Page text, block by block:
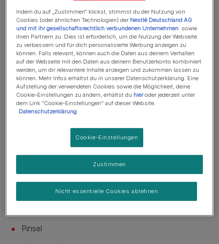
Katzenhaus aus Pappe einfach selber basteln kannst.
Das benötigst du für das DIY
Katzenhaus:
Zwei Pappkartons für die Größe deiner Katze
passend
Cutter
Zollstock oder Maßband
Speichelfeste Farbe (wird auch für Kinderspielzeug
Pinsel
Indem du auf „Zustimmen“ klickst, stimmst du der Nutzung von
Cookies (oder ähnlichen Technologien) der Nestlé Deutschland AG
und mit ihr gesellschaftsrechtlich verbundenen Unternehmen sowie
ihren Partnern zu. Dies ist erforderlich, um die Nutzung der Webseite
zu verbessern und für dich personalisierte Werbung anzeigen zu
können. Falls relevant, können auch die Daten aus deinem Verhalten
auf der Webseite mit den Daten aus deinem Benutzerkonto kombiniert
werden, um dir relevantere Inhalte anzeigen und zukommen lassen zu
können. Mehr Infos erhältst du in unserer Datenschutzerklärung. Eine
Aufstellung der verwendeten Cookies sowie die Möglichkeit, deine
Cookie-Einstellungen zu ändern, erhältst du hieroder jederzeit unter
dem Link "Cookie-Einstellungen" auf dieser Website.
Datenschutzerklärung
Cookie-Einstellungen
Nicht essentielle Cookies ablehnen
Zustimmen